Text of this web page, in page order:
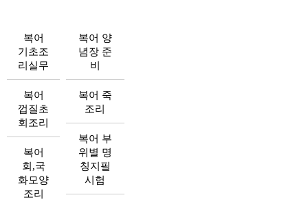
복어
기초조
리실무
복어
껍질초
회조리
복어
회,국
화모양
조리
복어 양
념장 준
비
복어 죽
조리
복어 부
위별 명
칭지필
시험